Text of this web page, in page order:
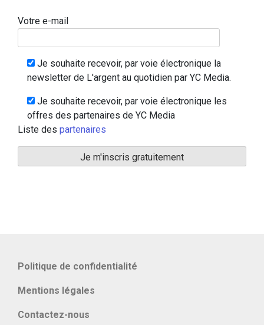
Votre e-mail
Je souhaite recevoir, par voie électronique la
newsletter de L'argent au quotidien par YC Media.
Je souhaite recevoir, par voie électronique les
offres des partenaires de YC Media
Liste des partenaires
Politique de confidentialité
Mentions légales
Contactez-nous